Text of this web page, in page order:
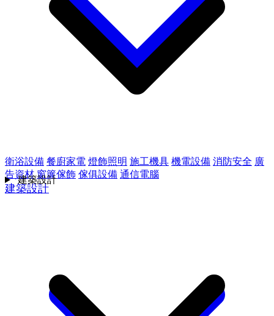
衛浴設備 餐廚家電 燈飾照明 施工機具 機電設備 消防安全 廣
告資材 窗簾傢飾 傢俱設備 通信電腦
建築設計
建築設計